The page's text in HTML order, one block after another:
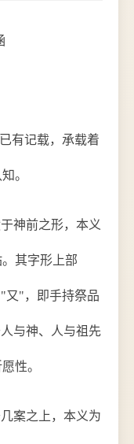
有记载，承载着
。
神前之形，本义
其字形上部
又"，即手持祭品
与神、人与祖先
性。
案之上，本义为